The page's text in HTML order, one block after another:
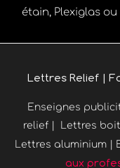
étain, Plexiglas
Lettres Relief |
Enseignes
relief | Lettres
Lettres aluminium |
aux